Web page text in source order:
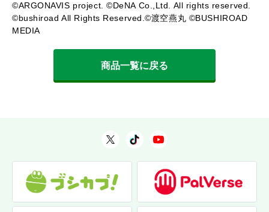
©ARGONAVIS project. ©DeNA Co.,Ltd. All rights reserved.
©bushiroad All Rights Reserved.©渡空燕丸 ©BUSHIROAD
MEDIA
商品一覧に戻る